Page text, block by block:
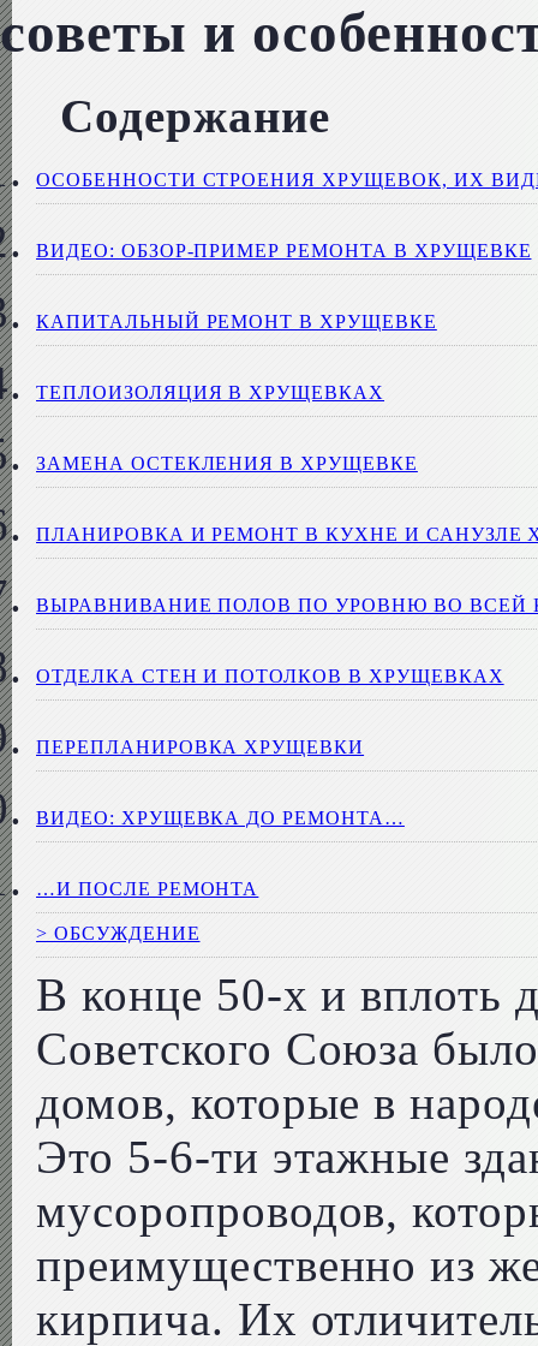
советы и
Содержание
ОСОБЕННОСТИ СТРОЕНИЯ ХРУЩЕВОК, ИХ
ВИДЕО: ОБЗОР-ПРИМЕР РЕМОНТА В ХРУЩЕВКЕ
КАПИТАЛЬНЫЙ РЕМОНТ В ХРУЩЕВКЕ
ТЕПЛОИЗОЛЯЦИЯ В ХРУЩЕВКАХ
ЗАМЕНА ОСТЕКЛЕНИЯ В ХРУЩЕВКЕ
ПЛАНИРОВКА И РЕМОНТ В КУХНЕ И САНУЗЛЕ
ВЫРАВНИВАНИЕ ПОЛОВ ПО УРОВНЮ ВО ВСЕЙ
ОТДЕЛКА СТЕН И ПОТОЛКОВ В ХРУЩЕВКАХ
ПЕРЕПЛАНИРОВКА ХРУЩЕВКИ
ВИДЕО: ХРУЩЕВКА ДО РЕМОНТА…
…И ПОСЛЕ РЕМОНТА
> ОБСУЖДЕНИЕ
В конце 50-х и вплоть
Советского Союза
домов, которые в
Это 5-6-ти этажные
мусоропроводов,
преимущественно из
кирпича. Их